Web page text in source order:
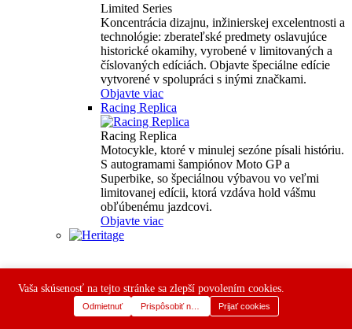
Limited Series
Koncentrácia dizajnu, inžinierskej excelentnosti a
technológie: zberateľské predmety oslavujúce
historické okamihy, vyrobené v limitovaných a
číslovaných edíciách. Objavte špeciálne edície
vytvorené v spolupráci s inými značkami.
Objavte viac
Racing Replica
Racing Replica
Motocykle, ktoré v minulej sezóne písali históriu.
S autogramami šampiónov Moto GP a
Superbike, so špeciálnou výbavou vo veľmi
limitovanej edícii, ktorá vzdáva hold vášmu
obľúbenému jazdcovi.
Objavte viac
Vaša skúsenosť na tejto stránke sa zlepší povolením cookies.
Odmietnuť Prispôsobiť nastaveniaPrijať cookies